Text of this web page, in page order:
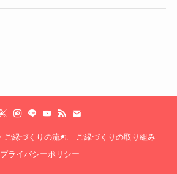
ご縁づくりの流れ
ご縁づくりの取り組み
プライバシーポリシー